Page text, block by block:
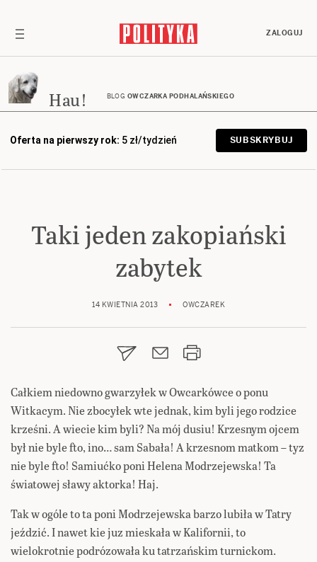
ZALOGUJ
Hau! BLOG OWCZARKA PODHALAŃSKIEGO
Oferta na pierwszy rok: 5 zł/tydzień SUBSKRYBUJ
Taki jeden zakopiański
zabytek
14 KWIETNIA 2013 OWCZAREK
Całkiem niedowno gwarzyłek w Owcarkówce o ponu
Witkacym. Nie zbocyłek wte jednak, kim byli jego rodzice
krześni. A wiecie kim byli? Na mój dusiu! Krzesnym ojcem
był nie byle fto, ino… sam Sabała! A krzesnom matkom – tyz
nie byle fto! Samiućko poni Helena Modrzejewska! Ta
światowej sławy aktorka! Haj.
Tak w ogóle to ta poni Modrzejewska barzo lubiła w Tatry
jeździć. I nawet kie juz mieskała w Kalifornii, to
wielokrotnie podrózowała ku tatrzańskim turnickom.